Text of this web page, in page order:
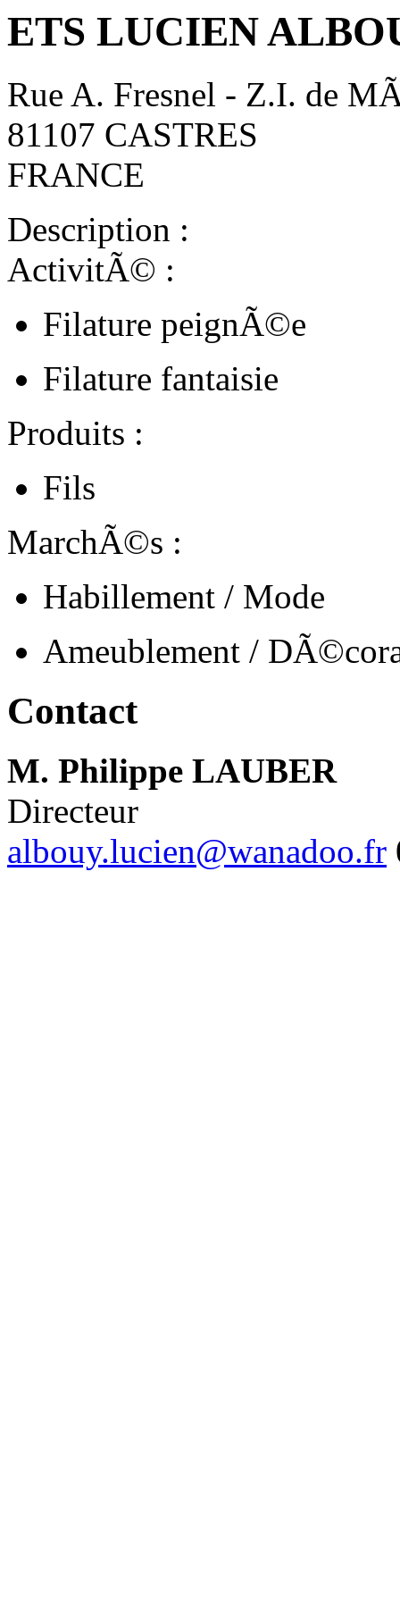
ETS LUCIEN
Rue A. Fresnel - Z.I. de
81107 CASTRES
FRANCE
Description :
ActivitÃ© :
Filature peignÃ©e
Filature fantaisie
Produits :
Fils
MarchÃ©s :
Habillement / Mode
Ameublement /
Contact
M. Philippe LAUBER
Directeur
albouy.lucien@wanadoo.fr